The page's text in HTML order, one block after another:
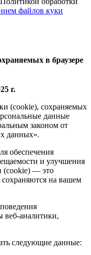
файлов куки
в браузере
г.
(cookie), сохраняемых
данные
законом от
данных».
обеспечения
и улучшения
(cookie) — это
на вашем
веб-аналитики,
следующие данные: